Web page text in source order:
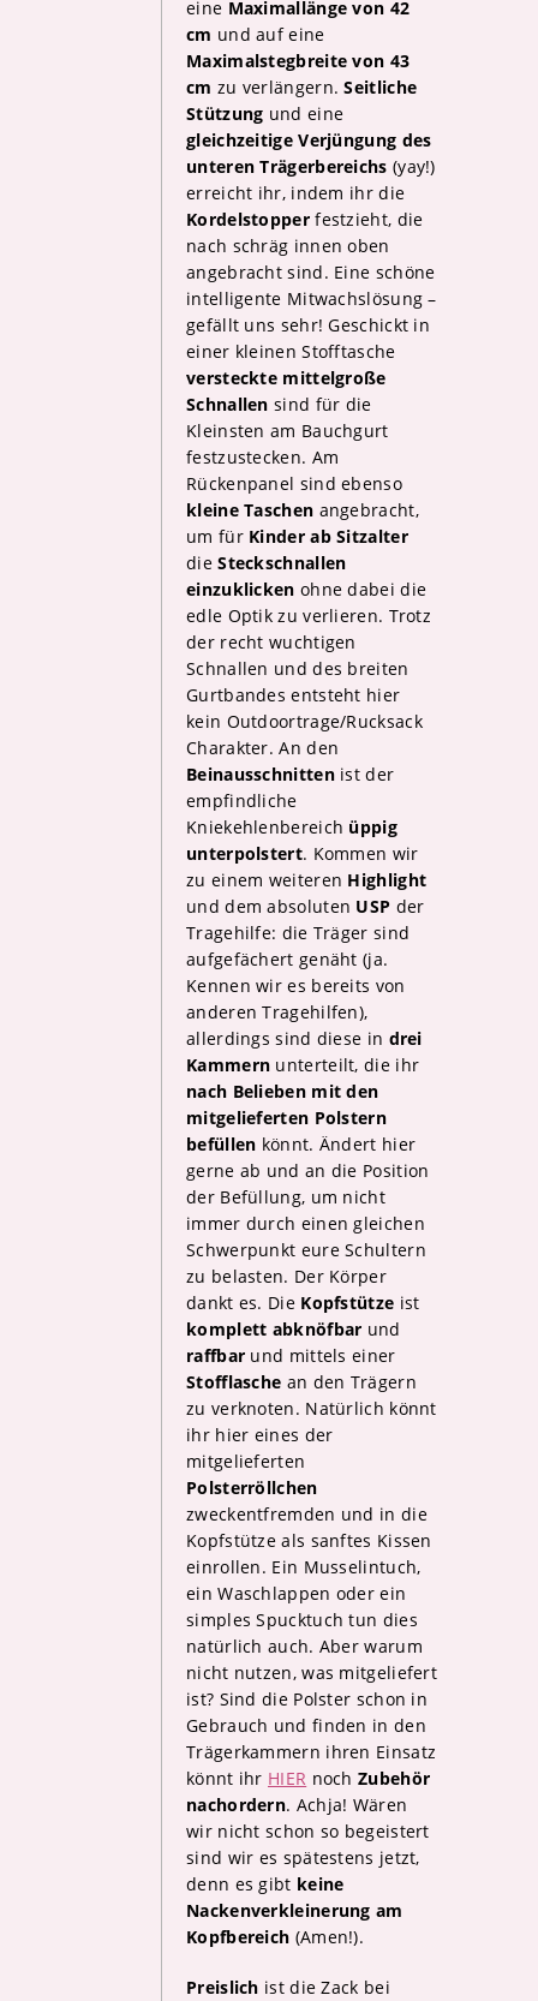
eine Maximallänge von 42
cm und auf eine
Maximalstegbreite von 43
cm zu verlängern.Seitliche
Stützung und eine
gleichzeitige Verjüngung des
unteren Trägerbereichs (yay!)
erreicht ihr, indem ihr die
Kordelstopperfestzieht, die
nach schräg innen oben
angebracht sind. Eine schöne
intelligente Mitwachslösung –
gefällt uns sehr! Geschickt in
einer kleinen Stofftasche
versteckte mittelgroße
Schnallen sind für die
Kleinsten am Bauchgurt
festzustecken. Am
Rückenpanel sind ebenso
kleine Taschen angebracht,
um für Kinder ab Sitzalter
dieSteckschnallen
einzuklicken ohne dabei die
edle Optik zu verlieren. Trotz
der recht wuchtigen
Schnallen und des breiten
Gurtbandes entsteht hier
kein Outdoortrage/Rucksack
Charakter. An den
Beinausschnitten ist der
empfindliche
Kniekehlenbereich üppig
unterpolstert. Kommen wir
zu einem weiteren Highlight
und dem absoluten USP der
Tragehilfe: die Träger sind
aufgefächert genäht (ja.
Kennen wir es bereits von
anderen Tragehilfen),
allerdings sind diese in drei
Kammern unterteilt, die ihr
nach Belieben mit den
mitgelieferten Polstern
befüllen könnt. Ändert hier
gerne ab und an die Position
der Befüllung, um nicht
immer durch einen gleichen
Schwerpunkt eure Schultern
zu belasten. Der Körper
dankt es. Die Kopfstütze ist
komplett abknöfbar und
raffbar und mittels einer
Stofflasche an den Trägern
zu verknoten. Natürlich könnt
ihr hier eines der
mitgelieferten
Polsterröllchen
zweckentfremden und in die
Kopfstütze als sanftes Kissen
einrollen. Ein Musselintuch,
ein Waschlappen oder ein
simples Spucktuch tun dies
natürlich auch. Aber warum
nicht nutzen, was mitgeliefert
ist? Sind die Polster schon in
Gebrauch und finden in den
Trägerkammern ihren Einsatz
könnt ihr HIER nochZubehör
nachordern. Achja! Wären
wir nicht schon so begeistert
sind wir es spätestens jetzt,
denn es gibt keine
Nackenverkleinerung am
Kopfbereich (Amen!).
Preislich ist die Zack bei